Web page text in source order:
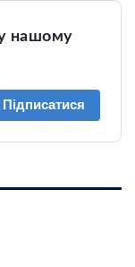
нашому
Підписатися